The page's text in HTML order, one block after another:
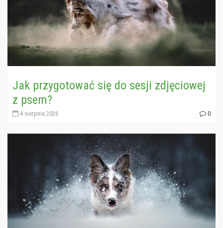
Jak przygotować się do sesji zdjęciowej
z psem?
4 sierpnia 2026 0